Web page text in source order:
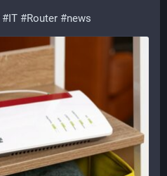
#IT #Router #news